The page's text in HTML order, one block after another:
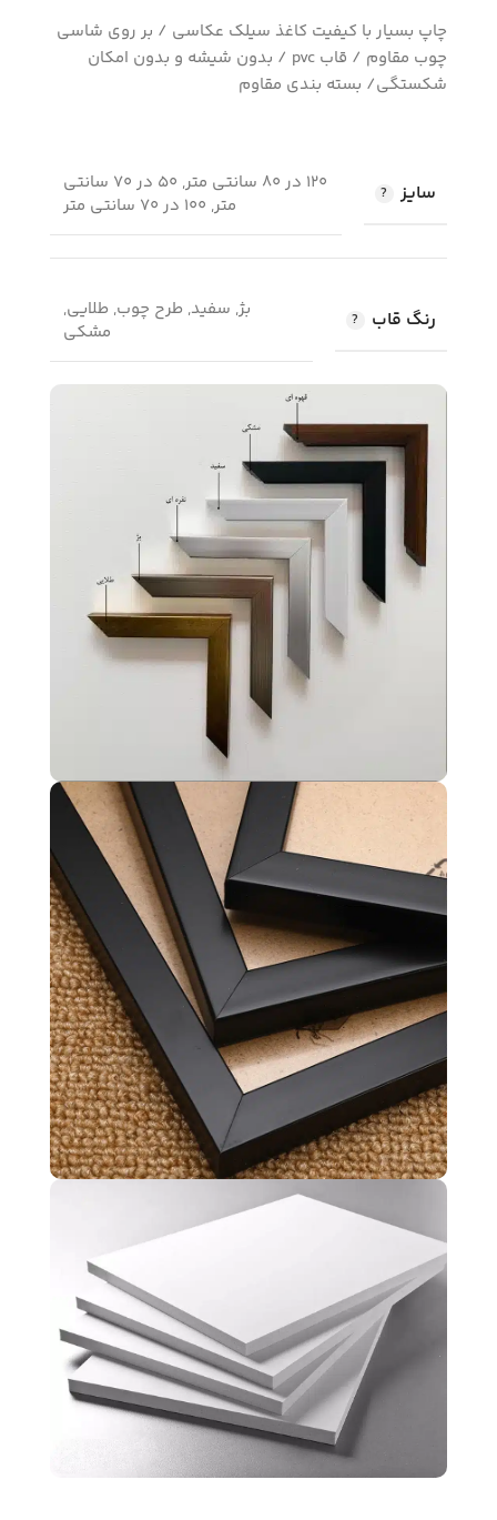
چاپ بسیار با کیفیت کاغذ سیلک عکاسی / بر روی شاسی
چوب مقاوم / قاب pvc / بدون شیشه و بدون امکان
شکستگی/ بسته بندی مقاوم
سایز
120 در 80 سانتی متر, 50 در 70 سانتی
متر, 100 در 70 سانتی متر
رنگ قاب
بژ, سفید, طرح چوب, طلایی,
مشکی